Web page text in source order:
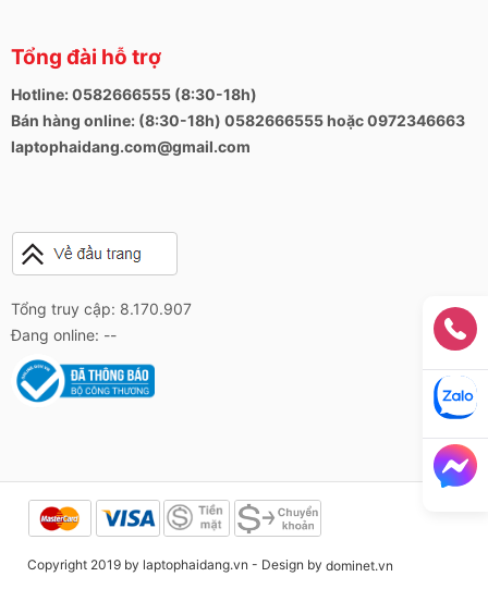
Tổng đài hỗ trợ
Hotline: 0582666555 (8:30-18h)
Bán hàng online: (8:30-18h) 0582666555 hoặc 0972346663
laptophaidang.com@gmail.com
Tổng truy cập: 8.170.907
Đang online: --
Copyright 2019 by laptophaidang.vn - Design by dominet.vn